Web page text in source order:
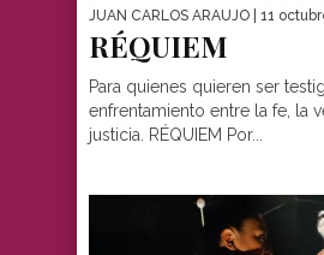
JUAN CARLOS ARAUJO | 11
RÉQUIEM
Para quienes quieren ser
enfrentamiento entre la fe, la
justicia. RÉQUIEM Por...